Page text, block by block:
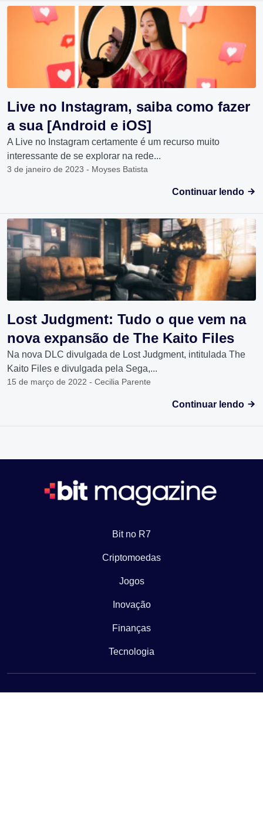
Live no Instagram, saiba como fazer
a sua [Android e iOS]
A Live no Instagram certamente é um recurso muito
interessante de se explorar na rede...
3 de janeiro de 2023 - Moyses Batista
Continuar lendo
Lost Judgment: Tudo o que vem na
nova expansão de The Kaito Files
Na nova DLC divulgada de Lost Judgment, intitulada The
Kaito Files e divulgada pela Sega,...
15 de março de 2022 - Cecilia Parente
Continuar lendo
Bit no R7
Criptomoedas
Jogos
Inovação
Finanças
Tecnologia